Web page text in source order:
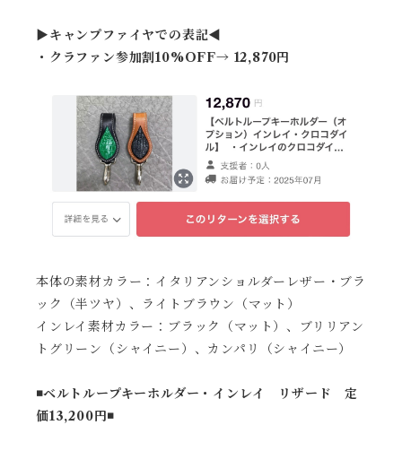
▶︎キャンプファイヤでの表記◀︎
・クラファン参加割10%OFF→ 12,870円
本体の素材カラー：イタリアンショルダーレザー・ブラ
ック（半ツヤ）、ライトブラウン（マット）
インレイ素材カラー：ブラック（マット）、ブリリアン
トグリーン（シャイニー）、カンパリ（シャイニー）
◾️ベルトループキーホルダー・インレイ リザード 定
価13,200円◾️